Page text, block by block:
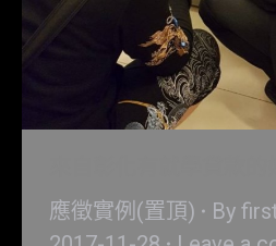
應徵實例(置頂) By